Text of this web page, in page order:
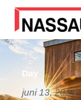
Day
juni 13, 2023